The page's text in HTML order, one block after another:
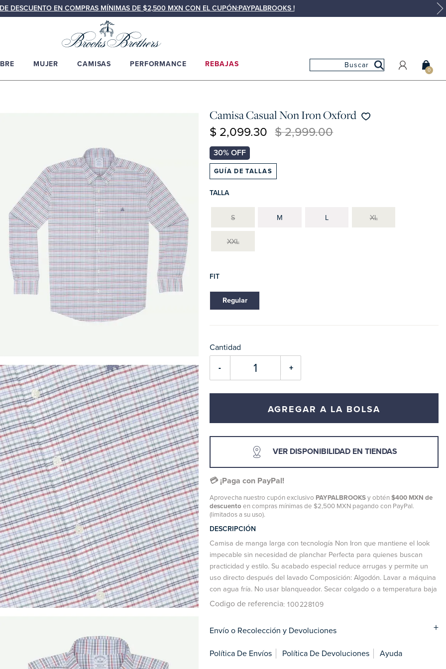
DESCUENTO EN COMPRAS MÍNIMAS DE $2,500 MXN CON EL CUPÓN:PAYPALBROOKS !
0
MUJER CAMISAS PERFORMANCE REBAJAS
Camisa Casual Non Iron Oxford
$ 2,999.00
$ 2,099.30
GUÍA DE TALLAS
TALLA
L
M
S XL
XXL
FIT
Regular
Cantidad
+
-
AGREGAR A LA BOLSA
VER DISPONIBILIDAD EN TIENDAS
💳 ¡Paga con PayPal!
Aprovecha nuestro cupón exclusivo PAYPALBROOKSy obtén$400 MXN de
descuento en compras mínimas de $2,500 MXN pagando con PayPal.
(limitados a su uso).
DESCRIPCIÓN
Camisa de manga larga con tecnología Non Iron que mantiene el look
impecable sin necesidad de planchar Perfecta para quienes buscan
practicidad y estilo. Su acabado especial reduce arrugas y permite un
uso directo después del lavado Composición: Algodón. Lavar a máquina
con agua fría. No usar blanqueador. Secar colgado o a temperatura baja
Codigo de referencia: 100228109
Envío o Recolección y Devoluciones
Política De Envíos Política De Devoluciones Ayuda